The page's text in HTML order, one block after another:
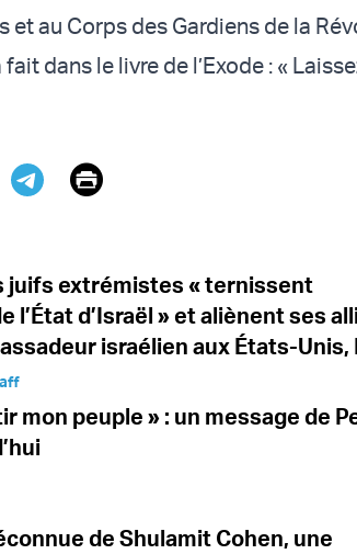
au Corps des Gardiens de la
dans le livre de l’Exode : «
Print
juifs extrémistes « ternissent
l’État d’Israël » et aliènent ses
israélien aux États-
mon peuple » : un message de
de Shulamit Cohen, une